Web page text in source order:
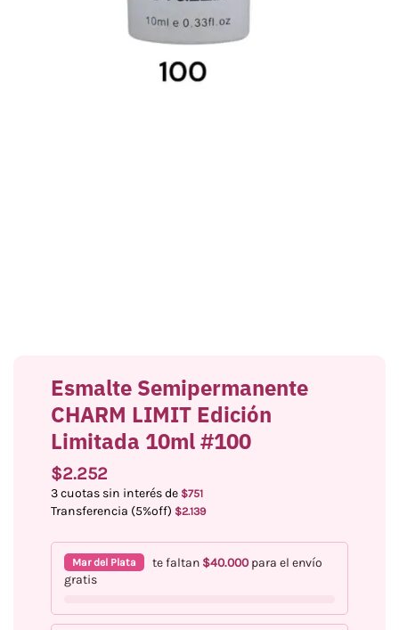
Esmalte Semipermanente
CHARM LIMIT Edición
Limitada 10ml #100
$2.252
3 cuotas sin interés de $751
Transferencia (5%off) $2.139
Mar del Plata te faltan $40.000para el envío
gratis